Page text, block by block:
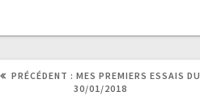
PRÉCÉDENT : ARTICLE
PRÉCÉDENT
MES PREMIERS ESSAIS DU
30/01/2018